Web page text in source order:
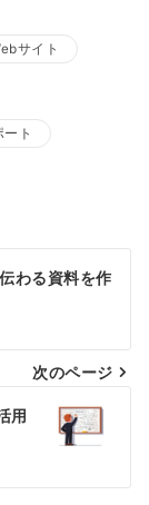
サイト
ト
わる資料を作
次のページ
用